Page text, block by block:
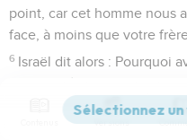
point, car cet homme nous
face, à moins que votre
6 Israël dit alors : Pourquoi
en disant à cet homme que
Ils répondirent : Cet
Versions